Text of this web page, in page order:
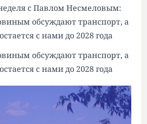
с Павлом Несмеловым:
обсуждают транспорт, а
с нами до 2028 года
обсуждают транспорт, а
с нами до 2028 года